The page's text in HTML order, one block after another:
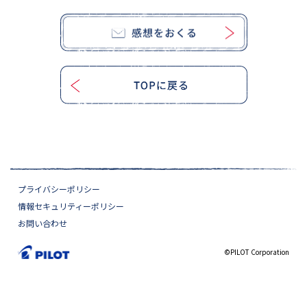
プライバシーポリシー
情報セキュリティーポリシー
お問い合わせ
©PILOT Corporation